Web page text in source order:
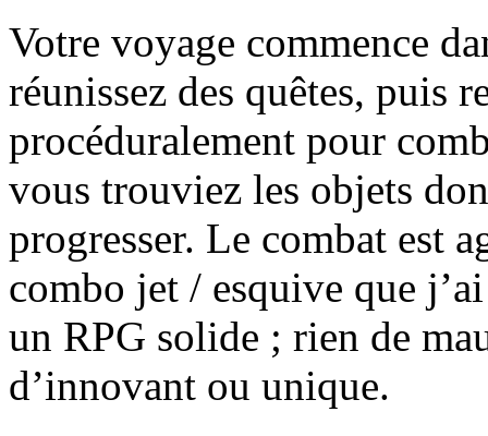
Votre voyage commence
réunissez des quêtes, puis
procéduralement pour
vous trouviez les objets
progresser. Le combat est
combo jet / esquive que
un RPG solide ; rien de
d’innovant ou unique.